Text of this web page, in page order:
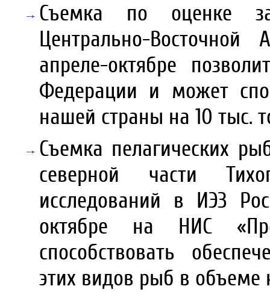
Съемка по оценке
Центрально-
апреле-октябре
Федерации и может
нашей страны на 10 тыс.
Съемка пелагических
северной части
исследований в ИЭЗ
октябре на НИС
способствовать
этих видов рыб в объеме